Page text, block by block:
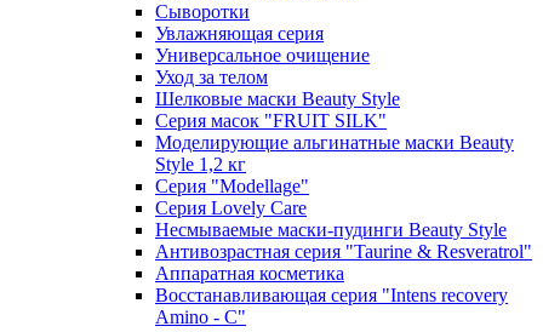
Сыворотки
Увлажняющая серия
Универсальное очищение
Уход за телом
Шелковые маски Beauty Style
Серия масок "FRUIT SILK"
Моделирующие альгинатные маски Beauty
Style 1,2 кг
Серия "Modellage"
Cерия Lovely Care
Несмываемые маски-пудинги Beauty Style
Антивозрастная серия "Taurine & Resveratrol"
Аппаратная косметика
Восстанавливающая серия "Intens recovery
Amino - C"